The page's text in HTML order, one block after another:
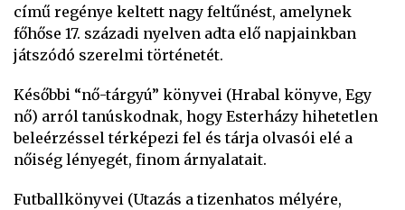
című regénye keltett nagy feltűnést, amelynek
főhőse 17. századi nyelven adta elő napjainkban
játszódó szerelmi történetét.
Későbbi “nő-tárgyú” könyvei (Hrabal könyve, Egy
nő) arról tanúskodnak, hogy Esterházy hihetetlen
beleérzéssel térképezi fel és tárja olvasói elé a
nőiség lényegét, finom árnyalatait.
Futballkönyvei (Utazás a tizenhatos mélyére,